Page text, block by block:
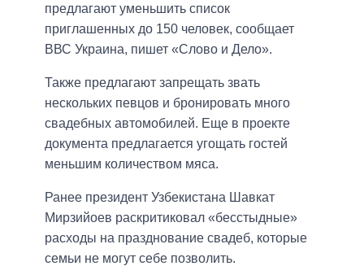
предлагают уменьшить список
приглашенных до 150 человек, сообщает
ВВС Украина, пишет «Слово и Дело».
Также предлагают запрещать звать
нескольких певцов и бронировать много
свадебных автомобилей. Еще в проекте
документа предлагается угощать гостей
меньшим количеством мяса.
Ранее президент Узбекистана Шавкат
Мирзийоев раскритиковал «бесстыдные»
расходы на празднование свадеб, которые
семьи не могут себе позволить.